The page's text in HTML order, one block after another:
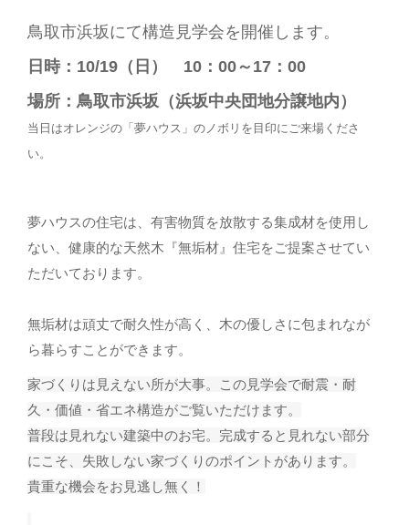
鳥取市浜坂にて構造見学会を開催します。
日時：10/19（日） 10：00～17：00
場所：鳥取市浜坂（浜坂中央団地分譲地内）
当日はオレンジの「夢ハウス」のノボリを目印にご来場くださ
い。
夢ハウスの住宅は、有害物質を放散する集成材を使用し
ない、健康的な天然木『無垢材』住宅をご提案させてい
ただいております。
無垢材は頑丈で耐久性が高く、木の優しさに包まれなが
ら暮らすことができます。
家づくりは見えない所が大事。この見学会で耐震・耐
久・価値・省エネ構造がご覧いただけます。
普段は見れない建築中のお宅。完成すると見れない部分
にこそ、失敗しない家づくりのポイントがあります。
貴重な機会をお見逃し無く！